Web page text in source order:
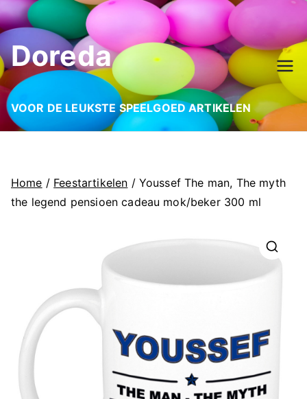
Ga
naar
de
inhoud
Doreda
VOOR DE LEUKSTE SPEELGOED ARTIKELEN
Home / Feestartikelen / Youssef The man, The myth
the legend pensioen cadeau mok/beker 300 ml